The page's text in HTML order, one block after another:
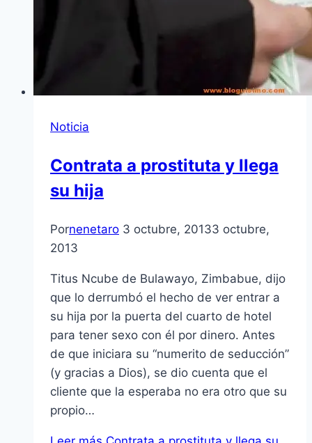
Noticia
Contrata a prostituta y llega
su hija
Pornenetaro 3 octubre, 20133 octubre,
2013
Titus Ncube de Bulawayo, Zimbabue, dijo
que lo derrumbó el hecho de ver entrar a
su hija por la puerta del cuarto de hotel
para tener sexo con él por dinero. Antes
de que iniciara su “numerito de seducción”
(y gracias a Dios), se dio cuenta que el
cliente que la esperaba no era otro que su
propio…